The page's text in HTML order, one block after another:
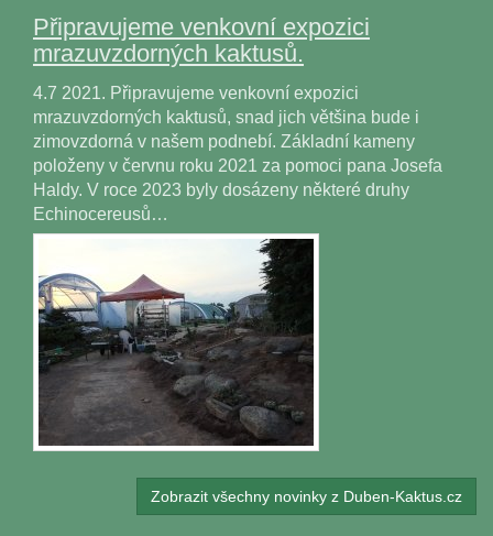
Připravujeme venkovní expozici
mrazuvzdorných kaktusů.
4.7 2021. Připravujeme venkovní expozici
mrazuvzdorných kaktusů, snad jich většina bude i
zimovzdorná v našem podnebí. Základní kameny
položeny v červnu roku 2021 za pomoci pana Josefa
Haldy. V roce 2023 byly dosázeny některé druhy
Echinocereusů…
Zobrazit všechny novinky z Duben-Kaktus.cz